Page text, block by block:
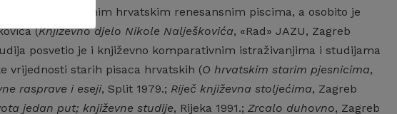
o pojedinim hrvatskim renesansnim piscima, a osobito je
(Književno djelo Nikole Nalješkovića, «Rad» JAZU, Zagreb
posvetio je i književno komparativnim istraživanjima i studijama
vrijednosti starih pisaca hrvatskih (O hrvatskim starim pjesnicima,
rasprave i eseji, Split 1979.; Riječ književna stoljećima, Zagreb
jedan put; književne studije, Rijeka 1991.;Zrcalo duhovno, Zagreb